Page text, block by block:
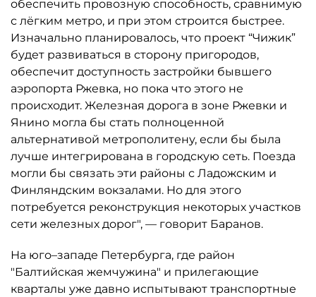
обеспечить провозную способность, сравнимую
с лёгким метро, и при этом строится быстрее.
Изначально планировалось, что проект “Чижик”
будет развиваться в сторону пригородов,
обеспечит доступность застройки бывшего
аэропорта Ржевка, но пока что этого не
происходит. Железная дорога в зоне Ржевки и
Янино могла бы стать полноценной
альтернативой метрополитену, если бы была
лучше интегрирована в городскую сеть. Поезда
могли бы связать эти районы с Ладожским и
Финляндским вокзалами. Но для этого
потребуется реконструкция некоторых участков
сети железных дорог", — говорит Баранов.
На юго–западе Петербурга, где район
"Балтийская жемчужина" и прилегающие
кварталы уже давно испытывают транспортные